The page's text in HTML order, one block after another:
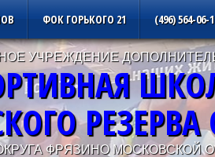
ФОК ГОРЬКОГО 21 (496) 564-06-
УЧРЕЖДЕНИЕ
ФРЯЗИНО МОСКОВСКОЙ